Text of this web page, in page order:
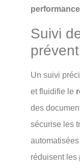
performance
Suivi
Un suivi
et fluidifie le
des
sécurise les
réduisent les